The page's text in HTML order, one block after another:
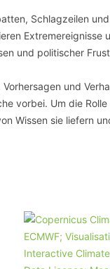
Schlagzeilen
Extremereignisse
und politischer
und
vorbei. Um die
Wissen sie liefern